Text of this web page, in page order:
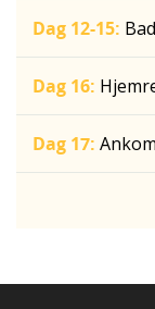
Dag 12-15:
Dag 16:
Dag 17: